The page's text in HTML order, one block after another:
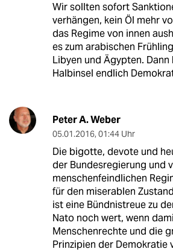
Wir sollten sofort
verhängen, kein Öl mehr
das Regime von innen
es zum arabischen
Libyen und Ägypten.
Halbinsel endlich
Peter A. Weber
05.01.2016, 01:44 Uhr
Die bigotte, devote und
der Bundesregierung und
menschenfeindlichen
für den miserablen
ist eine Bündnistreue zu
Nato noch wert, wenn
Menschenrechte und die
Prinzipien der Demokratie